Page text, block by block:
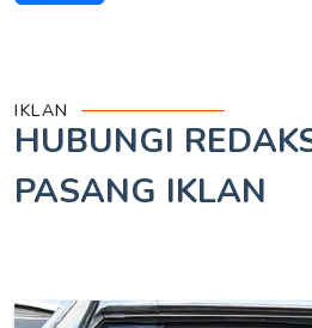
IKLAN
HUBUNGI
PASANG IKLAN